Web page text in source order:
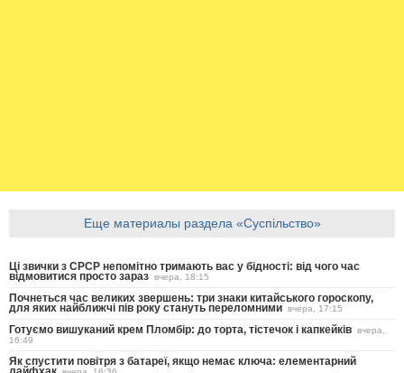
Еще материалы раздела «Суспільство»
Ці звички з СРСР непомітно тримають вас у бідності: від чого час
відмовитися просто зараз вчера, 18:15
Почнеться час великих звершень: три знаки китайського гороскопу,
для яких найближчі пів року стануть переломними вчера, 17:15
Готуємо вишуканий крем Пломбір: до торта, тістечок і капкейків вчера,
16:49
Як спустити повітря з батареї, якщо немає ключа: елементарний